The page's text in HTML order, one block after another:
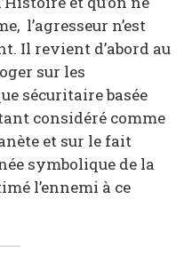
l’agresseur n’est
Il revient d’abord au
sur les
sécuritaire basée
considéré comme
et sur le fait
symbolique de la
l’ennemi à ce